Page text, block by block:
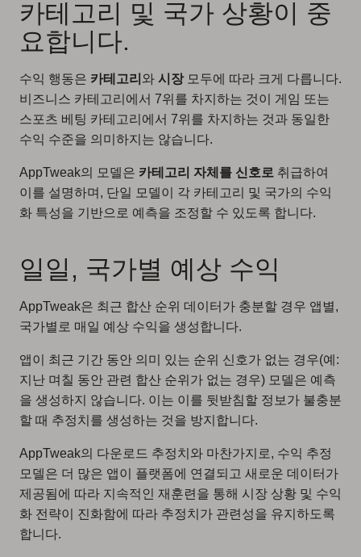
카테고리 및 국가 상황이 중
요합니다.
수익 행동은 카테고리 와 시장모두에 따라 크게 다릅니다.
비즈니스 카테고리에서 7위를 차지하는 것이 게임 또는
스포츠 베팅 카테고리에서 7위를 차지하는 것과 동일한
수익 수준을 의미하지는 않습니다.
AppTweak의 모델은 카테고리 자체를 신호로 취급하여
이를 설명하며, 단일 모델이 각 카테고리 및 국가의 수익
화 특성을 기반으로 예측을 조정할 수 있도록 합니다.
일일, 국가별 예상 수익
AppTweak은 최근 합산 순위 데이터가 충분할 경우 앱별,
국가별로 매일 예상 수익을 생성합니다.
앱이 최근 기간 동안 의미 있는 순위 신호가 없는 경우(예:
지난 며칠 동안 관련 합산 순위가 없는 경우) 모델은 예측
을 생성하지 않습니다. 이는 이를 뒷받침할 정보가 불충분
할 때 추정치를 생성하는 것을 방지합니다.
AppTweak의 다운로드 추정치와 마찬가지로, 수익 추정
모델은 더 많은 앱이 플랫폼에 연결되고 새로운 데이터가
제공됨에 따라 지속적인 재훈련을 통해 시장 상황 및 수익
화 전략이 진화함에 따라 추정치가 관련성을 유지하도록
합니다.